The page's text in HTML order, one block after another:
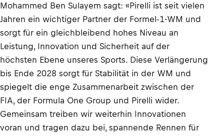
Mohammed Ben Sulayem sagt: «Pirelli ist seit vielen
Jahren ein wichtiger Partner der Formel-1-WM und
sorgt für ein gleichbleibend hohes Niveau an
Leistung, Innovation und Sicherheit auf der
höchsten Ebene unseres Sports. Diese Verlängerung
bis Ende 2028 sorgt für Stabilität in der WM und
spiegelt die enge Zusammenarbeit zwischen der
FIA, der Formula One Group und Pirelli wider.
Gemeinsam treiben wir weiterhin Innovationen
voran und tragen dazu bei, spannende Rennen für